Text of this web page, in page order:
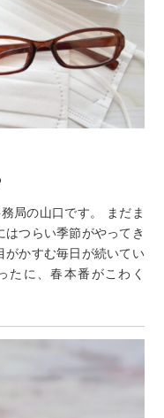
局の山口です。 まだま
つらい季節がやってき
がかすむ毎日が続いてい
たに、春本番がこわく